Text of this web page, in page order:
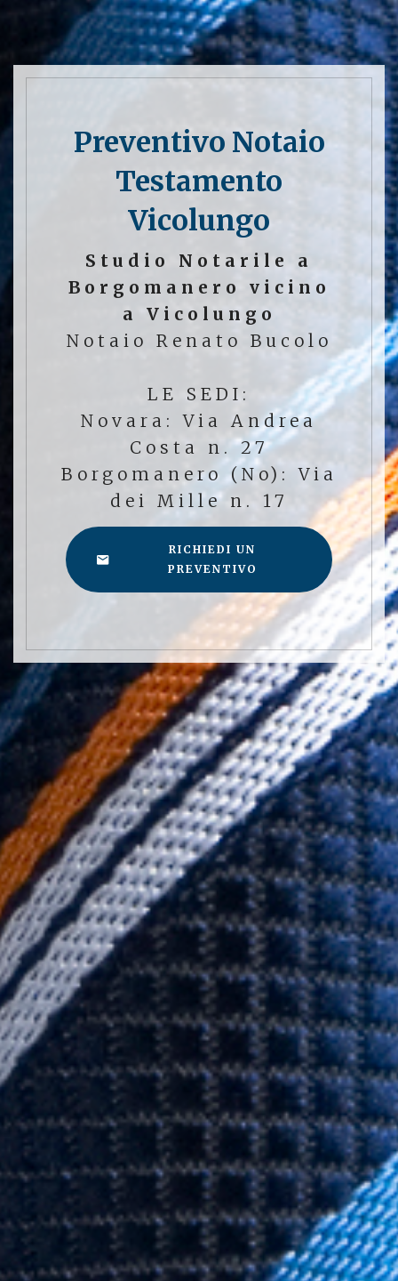
Preventivo Notaio
Testamento
Vicolungo
Studio Notarile a
Borgomanero vicino
a Vicolungo
Notaio Renato Bucolo
LE SEDI:
Novara: Via Andrea
Costa n. 27
Borgomanero (No): Via
dei Mille n. 17
RICHIEDI UN
PREVENTIVO